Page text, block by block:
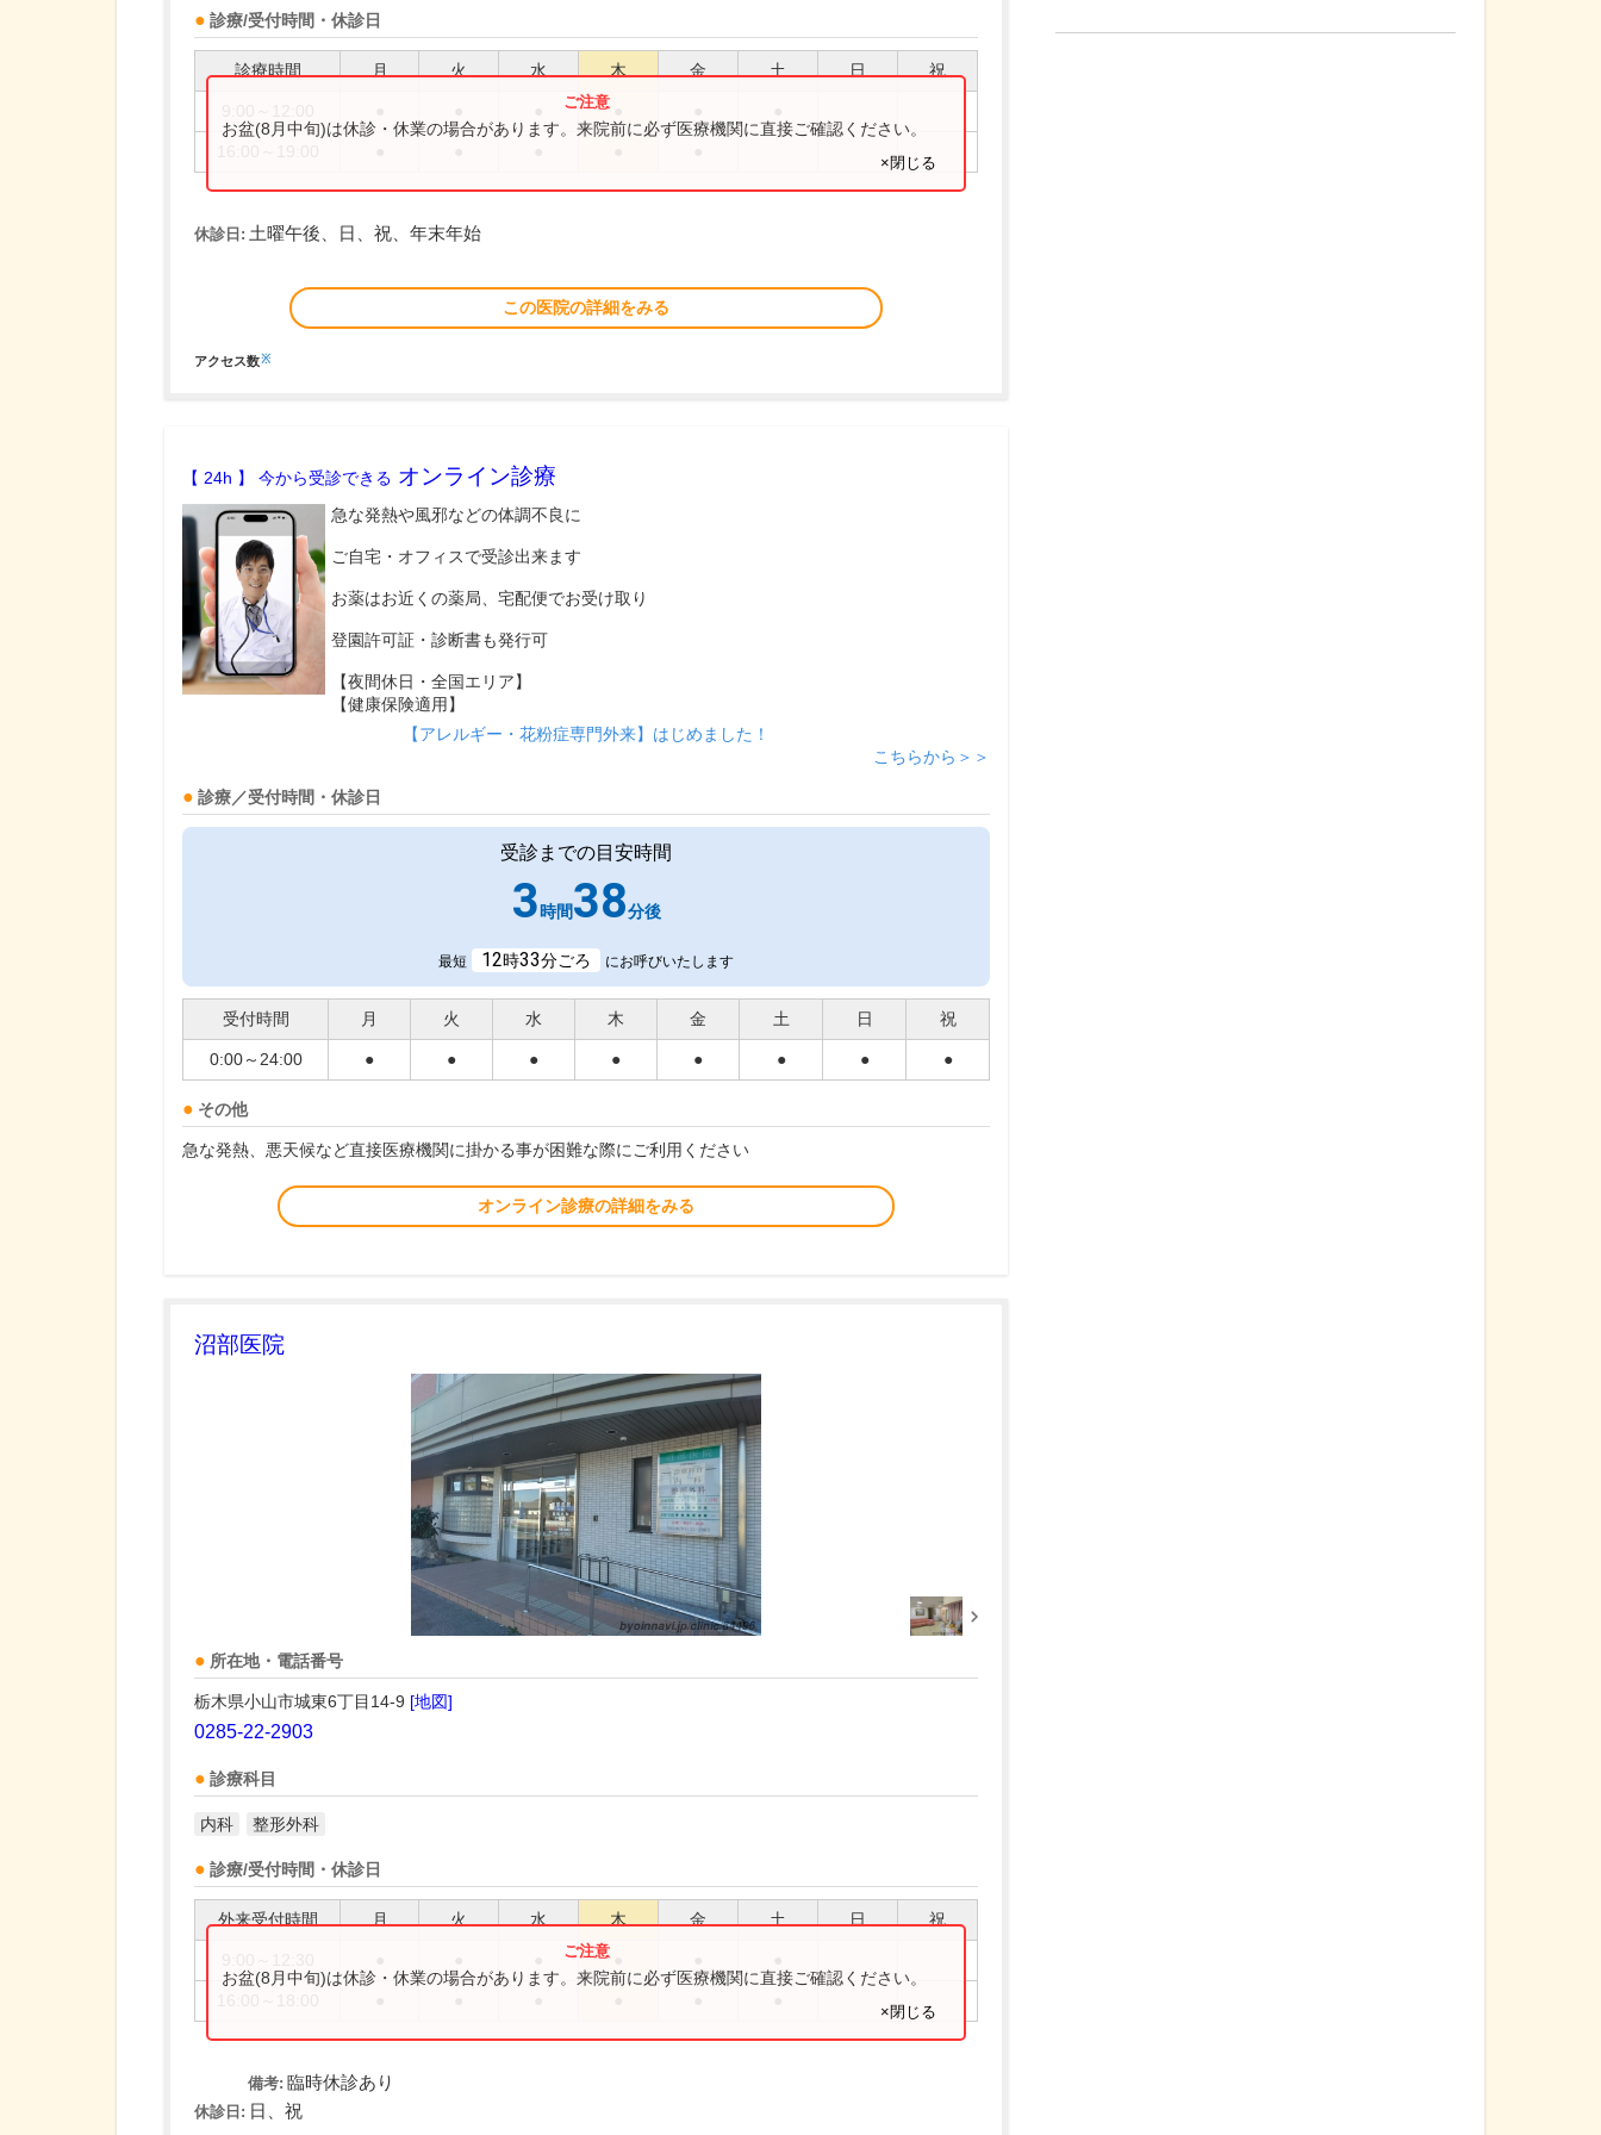
診療/受付時間・休診日
診療時間 月 火 水 木 金 土 日 祝
お盆(8月中旬)は休診・休業の場合があります。来院前に必ず医療機関に直接ご確認ください。
×閉じる
休診日: 土曜午後、日、祝、年末年始
この医院の詳細をみる
アクセス数※
【 24h 】 今から受診できる オンライン診療
急な発熱や風邪などの体調不良に
ご自宅・オフィスで受診出来ます
お薬はお近くの薬局、宅配便でお受け取り
登園許可証・診断書も発行可
【夜間休日・全国エリア】
【健康保険適用】
【アレルギー・花粉症専門外来】はじめました！
こちらから＞＞
診療／受付時間・休診日
受診までの目安時間
3時間38分後
最短 12時33分ごろ にお呼びいたします
受付時間 月 火 水 木 金 土 日 祝
0:00～24:00 ● ● ● ● ● ● ● ●
その他
急な発熱、悪天候など直接医療機関に掛かる事が困難な際にご利用ください
オンライン診療の詳細をみる
沼部医院
所在地・電話番号
栃木県小山市城東6丁目14-9 [地図]
0285-22-2903
診療科目
内科 整形外科
診療/受付時間・休診日
外来受付時間 月 火 水 木 金 土 日 祝
お盆(8月中旬)は休診・休業の場合があります。来院前に必ず医療機関に直接ご確認ください。
×閉じる
備考: 臨時休診あり
休診日: 日、祝